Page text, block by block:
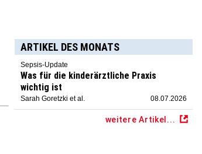
ARTIKEL DES MONATS
Sepsis-Update
Was für die kinderärztliche Praxis
wichtig ist
Sarah Goretzki et al. 08.07.2026
weitere Artikel...